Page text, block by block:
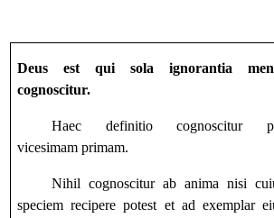
Deus est qui sola ignorantia
cognoscitur.
Haec definitio cognoscitur
vicesimam primam.
Nihil cognoscitur ab anima nisi
speciem recipere potest et ad exemplar